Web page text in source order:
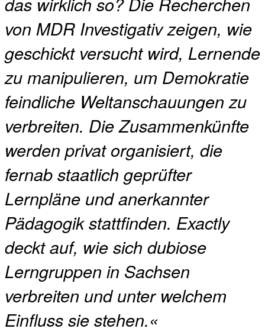
von MDR Investigativ zeigen, wie
geschickt versucht wird, Lernende
zu manipulieren, um Demokratie
feindliche Weltanschauungen zu
verbreiten. Die Zusammenkünfte
werden privat organisiert, die
fernab staatlich geprüfter
Lernpläne und anerkannter
Pädagogik stattfinden. Exactly
deckt auf, wie sich dubiose
Lerngruppen in Sachsen
verbreiten und unter welchem
Einfluss sie stehen.«